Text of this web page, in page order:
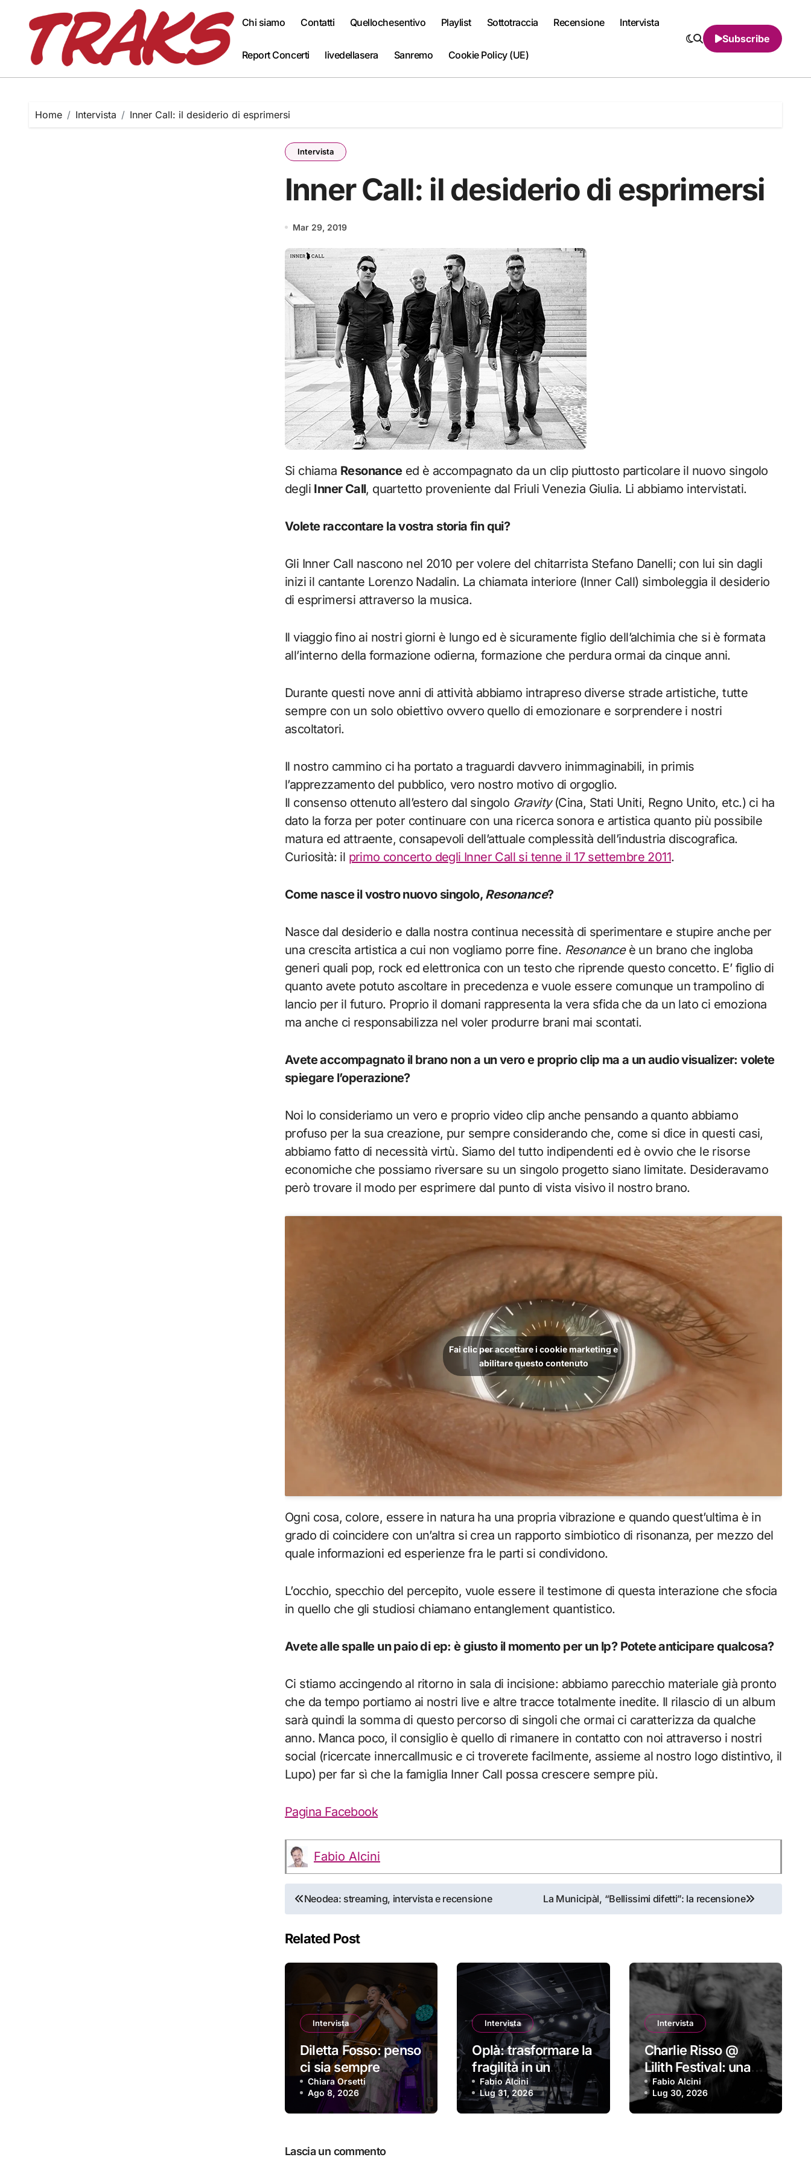
content
Chi siamo Contatti Quellochesentivo Playlist Sottotraccia Recensione Intervista
Report Concerti livedellasera Sanremo Cookie Policy (UE)
Subscribe
Home Intervista Inner Call: il desiderio di esprimersi
Intervista
Inner Call: il desiderio di esprimersi
Mar 29, 2019
Si chiama Resonanceed è accompagnato da un clip piuttosto particolare il nuovo singolo
degli Inner Call, quartetto proveniente dal Friuli Venezia Giulia. Li abbiamo intervistati.
Volete raccontare la vostra storia fin qui?
Gli Inner Call nascono nel 2010 per volere del chitarrista Stefano Danelli; con lui sin dagli
inizi il cantante Lorenzo Nadalin. La chiamata interiore (Inner Call) simboleggia il desiderio
di esprimersi attraverso la musica.
Il viaggio fino ai nostri giorni è lungo ed è sicuramente figlio dell’alchimia che si è formata
all’interno della formazione odierna, formazione che perdura ormai da cinque anni.
Durante questi nove anni di attività abbiamo intrapreso diverse strade artistiche, tutte
sempre con un solo obiettivo ovvero quello di emozionare e sorprendere i nostri
ascoltatori.
Il nostro cammino ci ha portato a traguardi davvero inimmaginabili, in primis
l’apprezzamento del pubblico, vero nostro motivo di orgoglio.
Il consenso ottenuto all’estero dal singolo Gravity(Cina, Stati Uniti, Regno Unito, etc.) ci ha
dato la forza per poter continuare con una ricerca sonora e artistica quanto più possibile
matura ed attraente, consapevoli dell’attuale complessità dell’industria discografica.
Curiosità: il primo concerto degli Inner Call si tenne il 17 settembre 2011.
Come nasce il vostro nuovo singolo, Resonance?
Nasce dal desiderio e dalla nostra continua necessità di sperimentare e stupire anche per
una crescita artistica a cui non vogliamo porre fine. Resonance è un brano che ingloba
generi quali pop, rock ed elettronica con un testo che riprende questo concetto. E’ figlio di
quanto avete potuto ascoltare in precedenza e vuole essere comunque un trampolino di
lancio per il futuro. Proprio il domani rappresenta la vera sfida che da un lato ci emoziona
ma anche ci responsabilizza nel voler produrre brani mai scontati.
Avete accompagnato il brano non a un vero e proprio clip ma a un audio visualizer: volete
spiegare l’operazione?
Noi lo consideriamo un vero e proprio video clip anche pensando a quanto abbiamo
profuso per la sua creazione, pur sempre considerando che, come si dice in questi casi,
abbiamo fatto di necessità virtù. Siamo del tutto indipendenti ed è ovvio che le risorse
economiche che possiamo riversare su un singolo progetto siano limitate. Desideravamo
però trovare il modo per esprimere dal punto di vista visivo il nostro brano.
Fai clic per accettare i cookie marketing e
abilitare questo contenuto
Ogni cosa, colore, essere in natura ha una propria vibrazione e quando quest’ultima è in
grado di coincidere con un’altra si crea un rapporto simbiotico di risonanza, per mezzo del
quale informazioni ed esperienze fra le parti si condividono.
L’occhio, specchio del percepito, vuole essere il testimone di questa interazione che sfocia
in quello che gli studiosi chiamano entanglement quantistico.
Avete alle spalle un paio di ep: è giusto il momento per un lp? Potete anticipare qualcosa?
Ci stiamo accingendo al ritorno in sala di incisione: abbiamo parecchio materiale già pronto
che da tempo portiamo ai nostri live e altre tracce totalmente inedite. Il rilascio di un album
sarà quindi la somma di questo percorso di singoli che ormai ci caratterizza da qualche
anno. Manca poco, il consiglio è quello di rimanere in contatto con noi attraverso i nostri
social (ricercate innercallmusic e ci troverete facilmente, assieme al nostro logo distintivo, il
Lupo) per far sì che la famiglia Inner Call possa crescere sempre più.
Pagina Facebook
Fabio Alcini
Navigazione
articoli
Neodea: streaming, intervista e recensione La Municipàl, “Bellissimi difetti”: la recensione
Related Post
Intervista
Diletta Fosso: penso
ci sia sempre
qualcuno che cerca
qualcosa di nuovo
Chiara Orsetti
Ago 8, 2026
Intervista
Oplà: trasformare la
fragilità in un
ritornello da cantare
a squarciagola
Fabio Alcini
Lug 31, 2026
Intervista
Charlie Risso @
Lilith Festival: una
forte identità
espressiva
Fabio Alcini
Lug 30, 2026
Lascia un commento